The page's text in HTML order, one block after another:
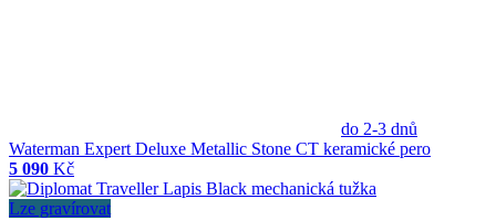
do 2-3 dnů
Waterman Expert Deluxe Metallic Stone CT keramické pero
5 090 Kč
Lze gravírovat